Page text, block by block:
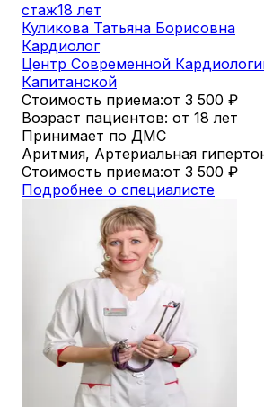
стаж18 лет
Куликова Татьяна Борисовна
Кардиолог
Центр Современной
Капитанской
Стоимость приема:от 3 500 ₽
Возраст пациентов: от 18 лет
Принимает по ДМС
Аритмия, Артериальная
Стоимость приема:от 3 500 ₽
Подробнее о специалисте